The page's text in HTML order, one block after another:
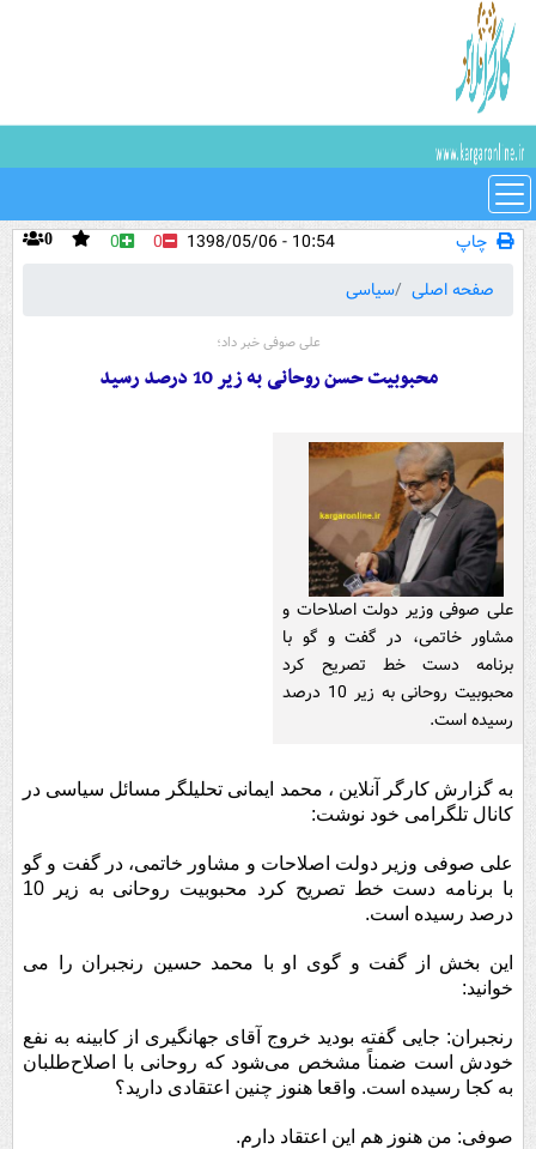
چاپ 0 0 0
10:54 - 1398/05/06
صفحه اصلی
سیاسی
علی صوفی خبر داد؛
محبوبیت حسن روحانی به زیر 10 درصد رسید
علی صوفی وزیر دولت اصلاحات و
مشاور خاتمی، در گفت و گو با
برنامه دست خط تصریح کرد
محبوبیت روحانی به زیر 10 درصد
رسیده است.
به گزارش کارگر آنلاین ، محمد ایمانی تحلیلگر مسائل سیاسی در
کانال تلگرامی خود نوشت:
علی صوفی وزیر دولت اصلاحات و مشاور خاتمی، در گفت و گو
با برنامه دست خط تصریح کرد محبوبیت روحانی به زیر 10
درصد رسیده است.
این بخش از گفت و گوی او با محمد حسین رنجبران را می
خوانید:
رنجبران: جایی گفته بودید خروج آقای جهانگیری از کابینه به نفع
خودش است ضمناً مشخص می‌شود که روحانی با اصلاح‌طلبان
به کجا رسیده است. واقعا هنوز چنین اعتقادی دارید؟
صوفی: من هنوز هم این اعتقاد دارم.